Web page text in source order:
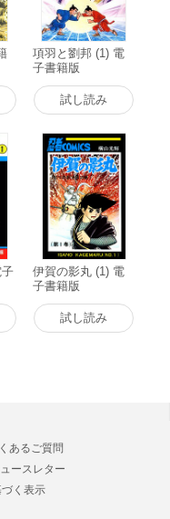
項羽と劉邦 (1) 電
子書籍版
試し読み
伊賀の影丸 (1) 電
子書籍版
試し読み
あるご質問
ースレター
く表示